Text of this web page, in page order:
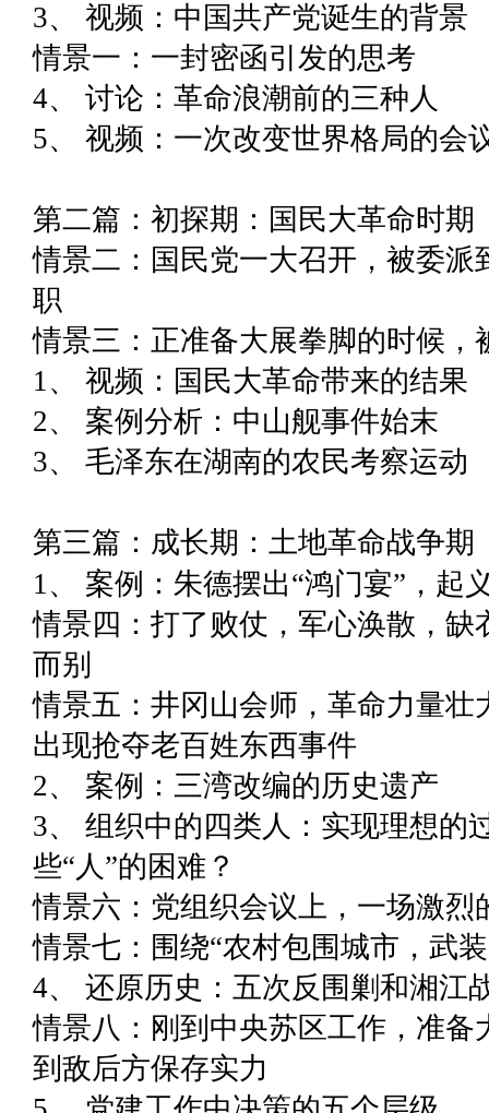
3、 视频：中国共产党诞生的背景
情景一：一封密函引发的思考
4、 讨论：革命浪潮前的三种人
5、 视频：一次改变世界格局的会
第二篇：初探期：国民大革命时
情景二：国民党一大召开，被委派
职
情景三：正准备大展拳脚的时候，
1、 视频：国民大革命带来的结果
2、 案例分析：中山舰事件始末
3、 毛泽东在湖南的农民考察运动
第三篇：成长期：土地革命战争期
1、 案例：朱德摆出“鸿门宴”，起
情景四：打了败仗，军心涣散，缺
而别
情景五：井冈山会师，革命力量壮
出现抢夺老百姓东西事件
2、 案例：三湾改编的历史遗产
3、 组织中的四类人：实现理想的
些“人”的困难？
情景六：党组织会议上，一场激烈
情景七：围绕“农村包围城市，武
4、 还原历史：五次反围剿和湘江
情景八：刚到中央苏区工作，准备
到敌后方保存实力